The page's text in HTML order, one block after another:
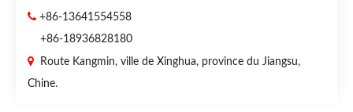
 +86-13641554558
+86-18936828180

Route Kangmin, ville de Xinghua, province du Jiangsu,
Chine.